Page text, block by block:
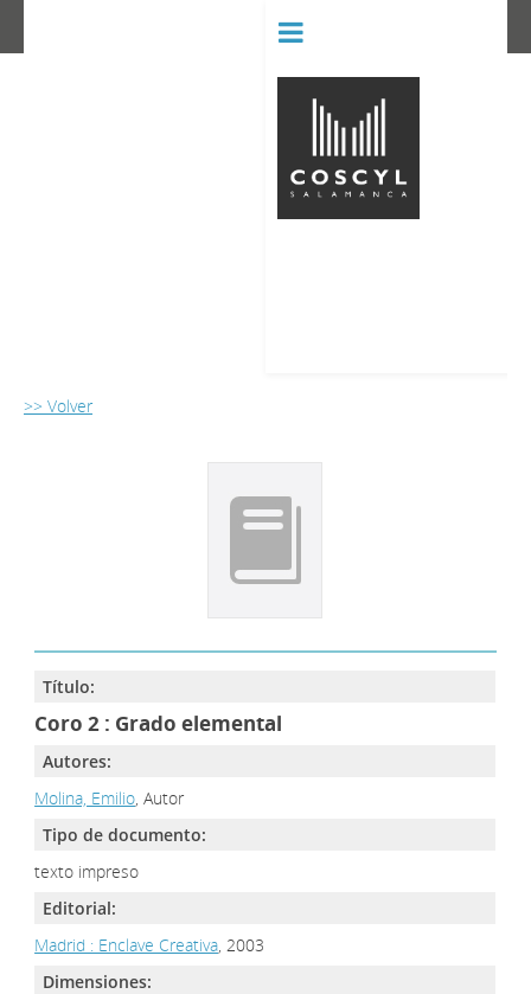
>> Volver
Título:
Coro 2 : Grado elemental
Autores:
Molina, Emilio, Autor
Tipo de documento:
texto impreso
Editorial:
Madrid : Enclave Creativa, 2003
Dimensiones: